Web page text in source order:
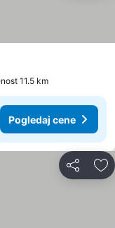
11.5 km
Pogledaj cene
Deli